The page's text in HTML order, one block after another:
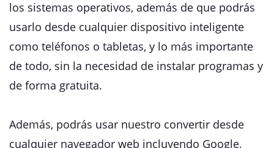
los sistemas operativos, además de que podrás
usarlo desde cualquier dispositivo inteligente
como teléfonos o tabletas, y lo más importante
de todo, sin la necesidad de instalar programas y
de forma gratuita.
Además, podrás usar nuestro convertir desde
cualquier navegador web incluyendo Google,